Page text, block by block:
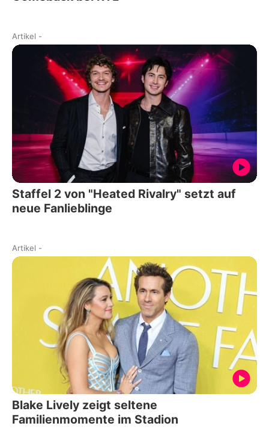
Artikel -
Staffel 2 von "Heated Rivalry" setzt auf
neue Fanlieblinge
Artikel -
Blake Lively zeigt seltene
Familienmomente im Stadion